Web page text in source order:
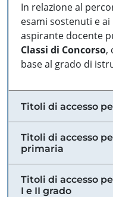
In relazione al
esami sostenuti e
aspirante docente
Classi di Concorso,
base al grado di
Titoli di accesso
Titoli di accesso
primaria
Titoli di accesso
I e II grado